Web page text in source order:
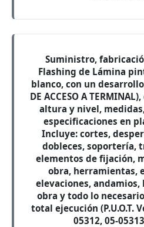
Suministro,
Flashing de Lámina
blanco, con un desarrollo
DE ACCESO A
altura y nivel,
especificaciones en
Incluye: cortes,
dobleces, soportería,
elementos de fijación,
obra, herramientas,
elevaciones,
obra y todo lo
total ejecución (P.U.O.T.
05312, 05-